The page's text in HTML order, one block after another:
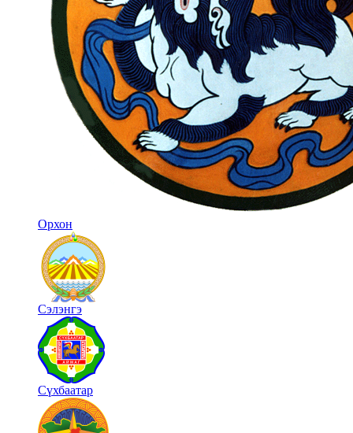
Орхон
Сэлэнгэ
Сүхбаатар